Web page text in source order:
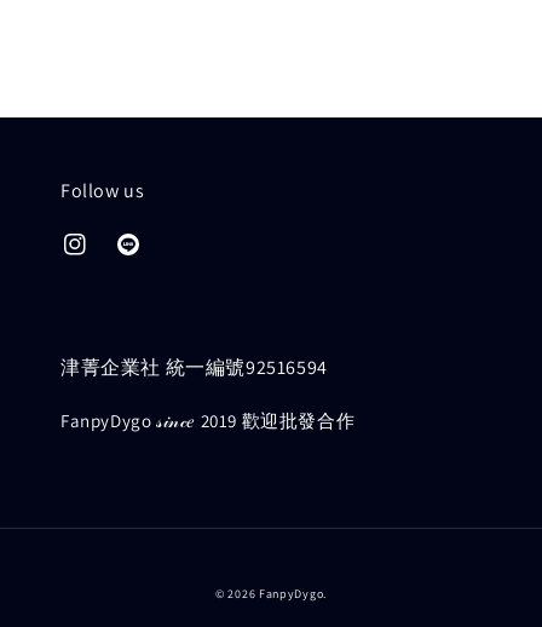
Follow us
津菁企業社 統一編號92516594
FanpyDygo 𝓈𝒾𝓃𝒸𝑒 2019 歡迎批發合作
© 2026 FanpyDygo.